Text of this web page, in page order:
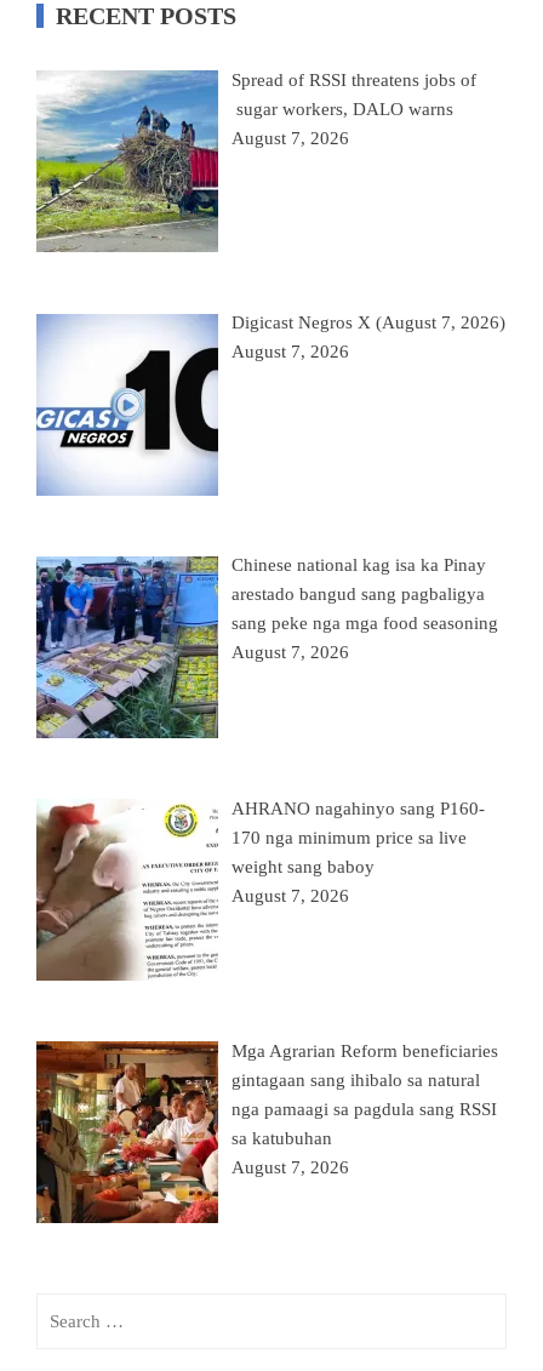
RECENT POSTS
Spread of RSSI threatens jobs of
sugar workers, DALO warns
August 7, 2026
Digicast Negros X (August 7, 2026)
August 7, 2026
Chinese national kag isa ka Pinay
arestado bangud sang pagbaligya
sang peke nga mga food seasoning
August 7, 2026
AHRANO nagahinyo sang P160-
170 nga minimum price sa live
weight sang baboy
August 7, 2026
Mga Agrarian Reform beneficiaries
gintagaan sang ihibalo sa natural
nga pamaagi sa pagdula sang RSSI
sa katubuhan
August 7, 2026